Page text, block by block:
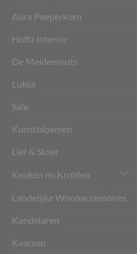
Aura Peeperkorn
Hoffz Interior
De Meidenmuts
Luksa
Sale
Kunstbloemen
Lief & Stoer
Keuken en Kruiden
Landelijke Woonaccessoires
Kandelaren
Kaarsen